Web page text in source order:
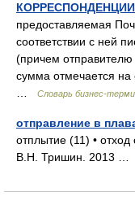
КОРРЕСПОНДЕНЦИИ
предоставляемая
соответствии с ней
(причем отправителю
сумма отмечается на
Словарь бизнес-
отправление в
отплытие (11) •
В.Н. Тришин. 2013 …